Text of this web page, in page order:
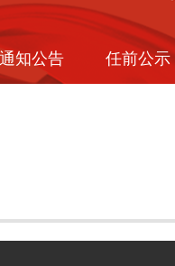
通知公告 任前公示